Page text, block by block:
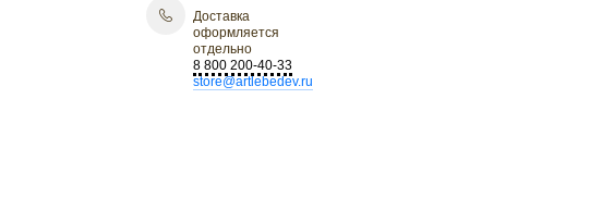
Доставка
оформляется
отдельно
8 800 200-40-33
store@artlebedev.ru